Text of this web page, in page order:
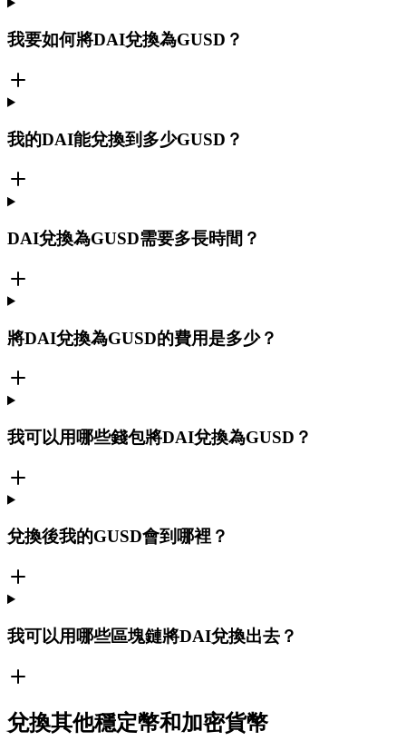
我要如何將DAI兌換為GUSD？
我的DAI能兌換到多少GUSD？
DAI兌換為GUSD需要多長時間？
將DAI兌換為GUSD的費用是多少？
我可以用哪些錢包將DAI兌換為GUSD？
兌換後我的GUSD會到哪裡？
我可以用哪些區塊鏈將DAI兌換出去？
兌換其他穩定幣和加密貨幣